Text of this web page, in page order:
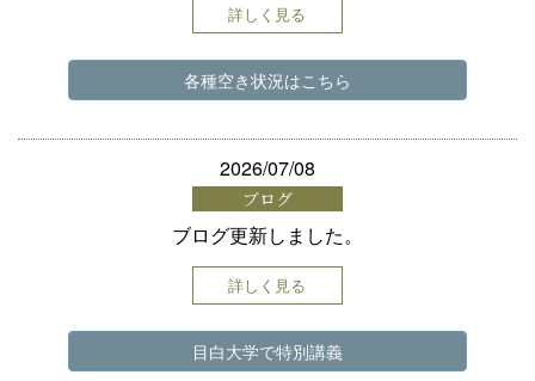
詳しく見る
各種空き状況はこちら
2026/07/08
ブログ
ブログ更新しました。
詳しく見る
目白大学で特別講義